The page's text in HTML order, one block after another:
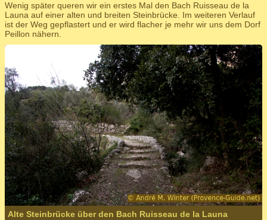
Wenig später queren wir ein erstes Mal den Bach Ruisseau de la
Launa auf einer alten und breiten Steinbrücke. Im weiteren Verlauf
ist der Weg gepflastert und er wird flacher je mehr wir uns dem Dorf
Peillon nähern.
Alte Steinbrücke über den Bach Ruisseau de la Launa